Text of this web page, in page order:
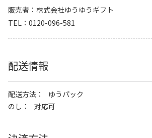
販売者
株式会社ゆうゆうギフト
TEL
0120-096-581
配送情報
配送方法
ゆうパック
のし
対応可